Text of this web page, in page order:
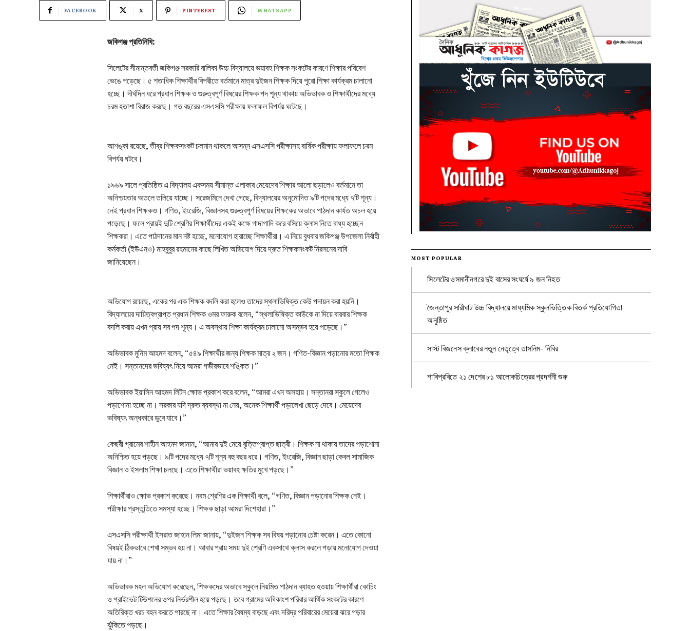
FACEBOOK X PINTEREST WHATSAPP
জকিগঞ্জ প্রতিনিধি:
সিলেটের সীমান্তবর্তী জকিগঞ্জ সরকারি বালিকা উচ্চ বিদ্যালয়ে ভয়াবহ শিক্ষক সংকটের কারণে শিক্ষার পরিবেশ
ভেঙে পড়েছে। ৫ শতাধিক শিক্ষার্থীর বিপরীতে বর্তমানে মাত্র দুইজন শিক্ষক দিয়ে পুরো শিক্ষা কার্যক্রম চালানো
হচ্ছে। দীর্ঘদিন ধরে প্রধান শিক্ষক ও গুরুত্বপূর্ণ বিষয়ের শিক্ষক পদ শূন্য থাকায় অভিভাবক ও শিক্ষার্থীদের মধ্যে
চরম হতাশা বিরাজ করছে। গত বছরের এসএসসি পরীক্ষায় ফলাফল বিপর্যয় ঘটেছে।
আশঙ্কা রয়েছে, তীব্র শিক্ষকসংকট চলমান থাকলে আসন্ন এসএসসি পরীক্ষাসহ বার্ষিক পরীক্ষায় ফলাফলে চরম
বিপর্যয় ঘটবে।
১৯৬৯ সালে প্রতিষ্ঠিত এ বিদ্যালয় একসময় সীমান্ত এলাকার মেয়েদের শিক্ষার আলো ছড়ালেও বর্তমানে তা
অনিশ্চয়তার অতলে তলিয়ে যাচ্ছে। সরেজমিনে দেখা গেছে, বিদ্যালয়ের অনুমোদিত ৯টি পদের মধ্যে ৭টি শূন্য।
নেই প্রধান শিক্ষকও। গণিত, ইংরেজি, বিজ্ঞানসহ গুরুত্বপূর্ণ বিষয়ের শিক্ষকের অভাবে পাঠদান কার্যত অচল হয়ে
পড়েছে। ফলে প্রায়ই দুটি শ্রেণির শিক্ষার্থীদের একই কক্ষে গাদাগাদি করে বসিয়ে ক্লাস নিতে বাধ্য হচ্ছেন
শিক্ষকরা। এতে পাঠদানের মান নষ্ট হচ্ছে, মনোযোগ হারাচ্ছে শিক্ষার্থীরা। এ নিয়ে বুধবার জকিগঞ্জ উপজেলা নির্বাহী
কর্মকর্তা (ইউএনও) মাহবুবুর রহমানের কাছে লিখিত অভিযোগ দিয়ে দ্রুত শিক্ষকসংকট নিরসনের দাবি
জানিয়েছেন।
অভিযোগ রয়েছে, একের পর এক শিক্ষক বদলি করা হলেও তাদের স্থলাভিষিক্ত কেউ পদায়ন করা হয়নি।
বিদ্যালয়ের দায়িত্বপ্রাপ্ত প্রধান শিক্ষক ওমর ফারুক বলেন, “স্থলাভিষিক্ত কাউকে না দিয়ে বারবার শিক্ষক
বদলি করায় এখন প্রায় সব পদ শূন্য। এ অবস্থায় শিক্ষা কার্যক্রম চালানো অসম্ভব হয়ে পড়েছে।”
অভিভাবক মুনিম আহমদ বলেন, “৫৪৯ শিক্ষার্থীর জন্য শিক্ষক মাত্র ২ জন। গণিত-বিজ্ঞান পড়ানোর মতো শিক্ষক
নেই। সন্তানদের ভবিষ্যৎ নিয়ে আমরা গভীরভাবে শঙ্কিত।”
অভিভাবক ইয়াসিন আহমদ লিটন ক্ষোভ প্রকাশ করে বলেন, “আমরা এখন অসহায়। সন্তানরা স্কুলে গেলেও
পড়াশোনা হচ্ছে না। সরকার যদি দ্রুত ব্যবস্থা না নেয়, অনেক শিক্ষার্থী পড়ালেখা ছেড়ে দেবে। মেয়েদের
ভবিষ্যৎ অন্ধকারে ডুবে যাবে।”
কেছরী গ্রামের শাহীন আহমদ জানান, “আমার দুই মেয়ে বৃত্তিপ্রাপ্ত ছাত্রী। শিক্ষক না থাকায় তাদের পড়াশোনা
অনিশ্চিত হয়ে পড়ছে। ৯টি পদের মধ্যে ৭টি শূন্য বহু বছর ধরে। গণিত, ইংরেজি, বিজ্ঞান ছাড়া কেবল সামাজিক
বিজ্ঞান ও ইসলাম শিক্ষা চলছে। এতে শিক্ষার্থীরা ভয়াবহ ক্ষতির মুখে পড়ছে।”
শিক্ষার্থীরাও ক্ষোভ প্রকাশ করেছে। নবম শ্রেণির এক শিক্ষার্থী বলে, “গণিত, বিজ্ঞান পড়ানোর শিক্ষক নেই।
পরীক্ষার প্রস্তুতিতে সমস্যা হচ্ছে। শিক্ষক ছাড়া আমরা দিশেহারা।”
এসএসসি পরীক্ষার্থী ইসরাত জাহান লিমা জানায়, “দুইজন শিক্ষক সব বিষয় পড়ানোর চেষ্টা করেন। এতে কোনো
বিষয়ই ঠিকভাবে শেখা সম্ভব হয় না। আবার প্রায় সময় দুই শ্রেণি একসাথে ক্লাস করলে পড়ায় মনোযোগ দেওয়া
যায় না।”
অভিভাবক মহল অভিযোগ করেছেন, শিক্ষকদের অভাবে স্কুলে নিয়মিত পাঠদান ব্যাহত হওয়ায় শিক্ষার্থীরা কোচিং
ও প্রাইভেট টিউশনের ওপর নির্ভরশীল হয়ে পড়ছে। তবে গ্রামের অধিকাংশ পরিবার আর্থিক সংকটের কারণে
অতিরিক্ত খরচ বহন করতে পারছে না। এতে শিক্ষার বৈষম্য বাড়ছে এবং দরিদ্র পরিবারের মেয়েরা ঝরে পড়ার
ঝুঁকিতে পড়ছে।
MOST POPULAR
সিলেটের ওসমানীনগরে দুই বাসের সংঘর্ষে ৯ জন নিহত
জৈন্তাপুর সারীঘাট উচ্চ বিদ্যালয়ে মাধ্যমিক স্কুলভিত্তিক বিতর্ক প্রতিযোগিতা
অনুষ্ঠিত
সাস্ট বিজনেস ক্লাবের নতুন নেতৃত্বে তাসনিম- নিবির
শাবিপ্রবিতে ২১ দেশের ৮১ আলোকচিত্রের প্রদর্শনী শুরু